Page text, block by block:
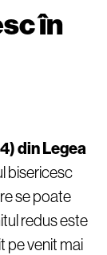
în
din Legea
bisericesc
se poate
redus este
pe venit mai